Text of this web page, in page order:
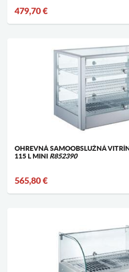
479,70 €
OHREVNÁ SAMOOBSLUŽNÁ
115 L MINI R852390
565,80 €